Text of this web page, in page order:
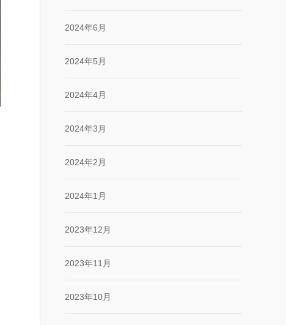
2024年6月
2024年5月
2024年4月
2024年3月
2024年2月
2024年1月
2023年12月
2023年11月
2023年10月